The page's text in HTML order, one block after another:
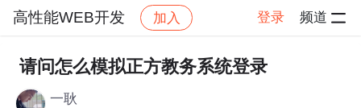
高性能WEB开发 加入 登录 频道
社区 高性能WEB开发 帖子详情
请问怎么模拟正方教务系统登录
一耿